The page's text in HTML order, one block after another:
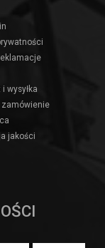
wysyłka
zamówienie
jakości